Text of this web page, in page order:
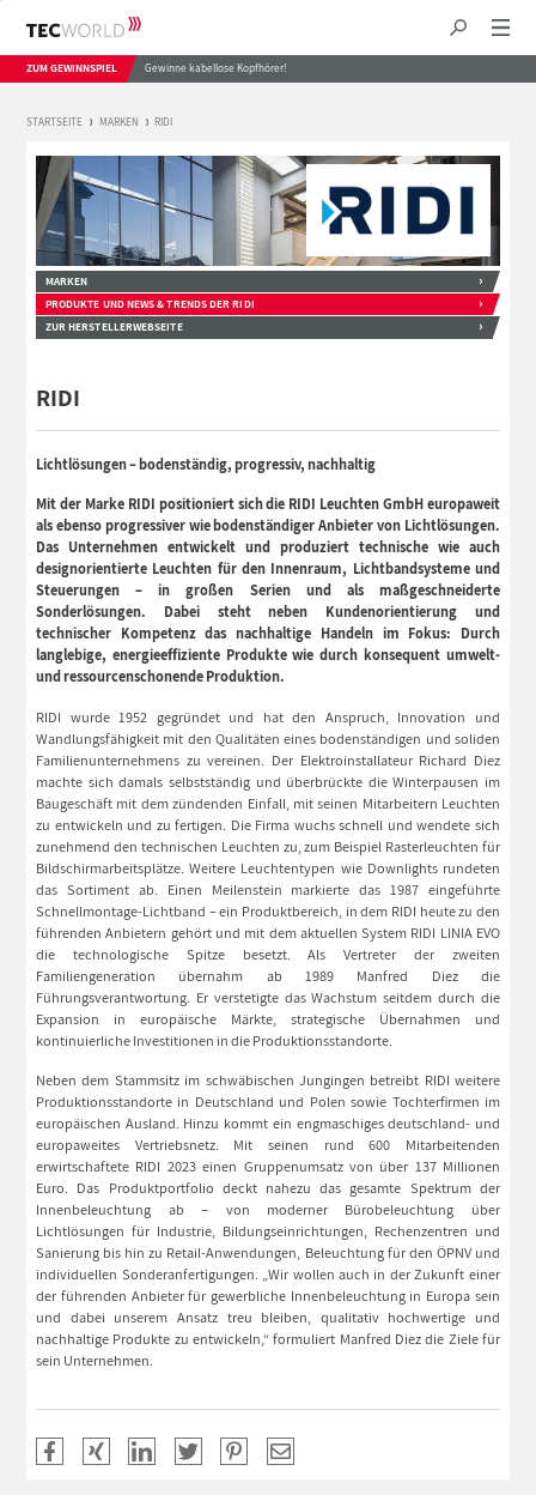
ZUM GEWINNSPIEL Gewinne kabellose Kopfhörer!
STARTSEITE MARKEN RIDI
MARKEN
PRODUKTE UND NEWS & TRENDS DER RIDI
ZUR HERSTELLERWEBSEITE
RIDI
Lichtlösungen – bodenständig, progressiv, nachhaltig
Mit der Marke RIDI positioniert sich die RIDI Leuchten GmbH europaweit
als ebenso progressiver wie bodenständiger Anbieter von Lichtlösungen.
Das Unternehmen entwickelt und produziert technische wie auch
designorientierte Leuchten für den Innenraum, Lichtbandsysteme und
Steuerungen – in großen Serien und als maßgeschneiderte
Sonderlösungen. Dabei steht neben Kundenorientierung und
technischer Kompetenz das nachhaltige Handeln im Fokus: Durch
langlebige, energieeffiziente Produkte wie durch konsequent umwelt-
und ressourcenschonende Produktion.
RIDI wurde 1952 gegründet und hat den Anspruch, Innovation und
Wandlungsfähigkeit mit den Qualitäten eines bodenständigen und soliden
Familienunternehmens zu vereinen. Der Elektroinstallateur Richard Diez
machte sich damals selbstständig und überbrückte die Winterpausen im
Baugeschäft mit dem zündenden Einfall, mit seinen Mitarbeitern Leuchten
zu entwickeln und zu fertigen. Die Firma wuchs schnell und wendete sich
zunehmend den technischen Leuchten zu, zum Beispiel Rasterleuchten für
Bildschirmarbeitsplätze. Weitere Leuchtentypen wie Downlights rundeten
das Sortiment ab. Einen Meilenstein markierte das 1987 eingeführte
Schnellmontage-Lichtband – ein Produktbereich, in dem RIDI heute zu den
führenden Anbietern gehört und mit dem aktuellen System RIDI LINIA EVO
die technologische Spitze besetzt. Als Vertreter der zweiten
Familiengeneration übernahm ab 1989 Manfred Diez die
Führungsverantwortung. Er verstetigte das Wachstum seitdem durch die
Expansion in europäische Märkte, strategische Übernahmen und
kontinuierliche Investitionen in die Produktionsstandorte.
Neben dem Stammsitz im schwäbischen Jungingen betreibt RIDI weitere
Produktionsstandorte in Deutschland und Polen sowie Tochterfirmen im
europäischen Ausland. Hinzu kommt ein engmaschiges deutschland- und
europaweites Vertriebsnetz. Mit seinen rund 600 Mitarbeitenden
erwirtschaftete RIDI 2023 einen Gruppenumsatz von über 137 Millionen
Euro. Das Produktportfolio deckt nahezu das gesamte Spektrum der
Innenbeleuchtung ab – von moderner Bürobeleuchtung über
Lichtlösungen für Industrie, Bildungseinrichtungen, Rechenzentren und
Sanierung bis hin zu Retail-Anwendungen, Beleuchtung für den ÖPNV und
individuellen Sonderanfertigungen. „Wir wollen auch in der Zukunft einer
der führenden Anbieter für gewerbliche Innenbeleuchtung in Europa sein
und dabei unserem Ansatz treu bleiben, qualitativ hochwertige und
nachhaltige Produkte zu entwickeln,“ formuliert Manfred Diez die Ziele für
sein Unternehmen.